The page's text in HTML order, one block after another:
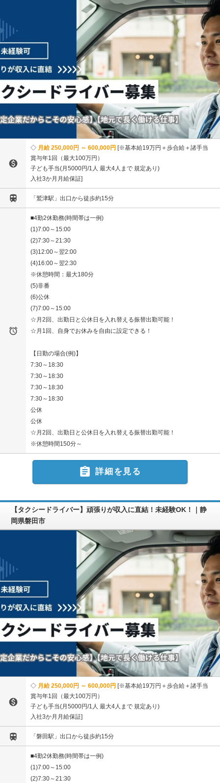

月給 250,000円 ～ 600,000円 ※基本給19万円＋歩合給＋諸手当
賞与年1回（最大100万円）
子ども手当(月5000円/1人 最大4人まで 規定あり)
入社3か月月給保証
 「鷲津駅」出口から徒歩約15分

■4勤2休勤務(時間帯は一例)
(1)7:00～15:00
(2)7:30～21:30
(3)12:00～翌2:00
(4)16:00～翌2:30
※休憩時間：最大180分
(5)非番
(6)公休
(7)7:00～15:00
☆月2回、出勤日と公休日を入れ替える振替出勤可能！
☆月1回、自身でお休みを自由に設定できる！
【日勤の場合(例)】
7:30～18:30
7:30～18:30
7:30～18:30
7:30～18:30
公休
公休
☆月2回、出勤日と公休日を入れ替える振替出勤可能！
※休憩時間150分～
 詳細を見る
【タクシードライバー】頑張りが収入に直結！未経験OK！｜静
岡県磐田市

月給 250,000円 ～ 600,000円 ※基本給19万円＋歩合給＋諸手当
賞与年1回（最大100万円）
子ども手当(月5000円/1人 最大4人まで 規定あり)
入社3か月月給保証
 「磐田駅」出口から徒歩約15分
■4勤2休勤務(時間帯は一例)
(1)7:00～15:00
(2)7:30～21:30